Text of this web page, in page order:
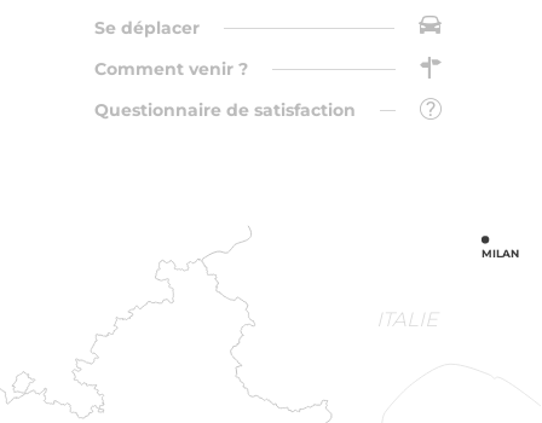
Se déplacer
Comment venir ?
Questionnaire de satisfaction
ITALIE
MILAN